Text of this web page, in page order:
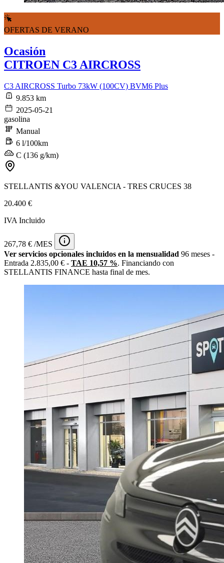
OFERTAS DE VERANO
Ocasión
CITROEN C3 AIRCROSS
C3 AIRCROSS Turbo 73kW (100CV) BVM6 Plus
9.853 km
2025-05-21
gasolina
Manual
6 l/100km
C (136 g/km)
STELLANTIS &YOU VALENCIA - TRES CRUCES 38
20.400 €
IVA Incluido
267,78 € /MES
Ver servicios opcionales incluidos en la mensualidad 96 meses -
Entrada 2.835,00 € - TAE 10,57 %. Financiando con
STELLANTIS FINANCE hasta final de mes.